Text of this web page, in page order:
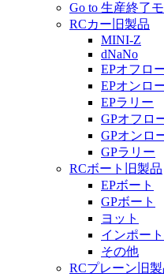
Go to 生産終了
RCカー旧製品
MINI-Z
dNaNo
EPオフロ
EPオンロ
EPラリー
GPオフロ
GPオンロ
GPラリー
RCボート旧製品
EPボート
GPボート
ヨット
インポー
その他
RCプレーン旧